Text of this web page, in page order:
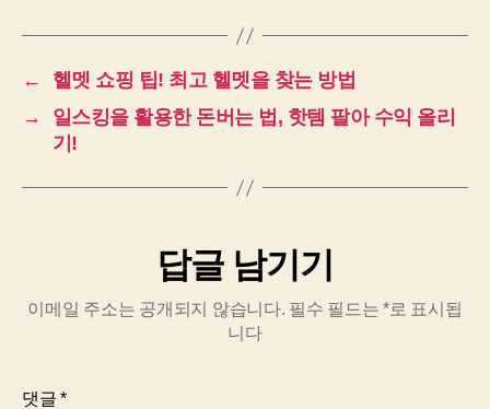
←
헬멧 쇼핑 팁! 최고 헬멧을 찾는 방법
→
일스킹을 활용한 돈버는 법, 핫템 팔아 수익 올리
기!
답글 남기기
이메일 주소는 공개되지 않습니다. 필수 필드는*로 표시됩
니다
댓글*